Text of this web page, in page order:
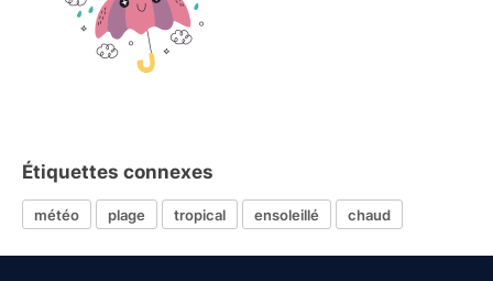
Étiquettes connexes
météo plage tropical ensoleillé chaud